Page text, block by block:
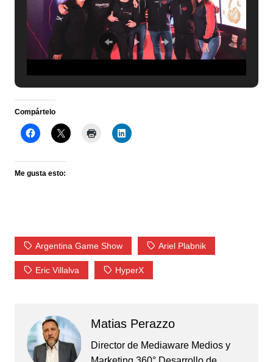
Compártelo
Me gusta esto:
Argentina Game Show Ariel Plabnik
Eric Villalva HyperX
Matias Perazzo
Director de Mediaware Medios y